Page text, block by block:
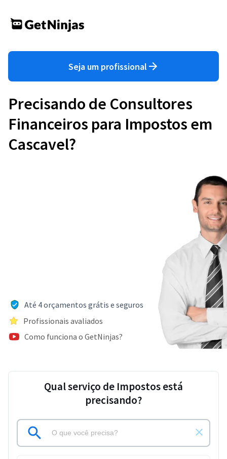
Seja um profissional
Precisando de Consultores
Financeiros para Impostos em
Cascavel?
Até 4 orçamentos grátis e seguros
Profissionais avaliados
Como funciona o GetNinjas?
Qual serviço de Impostos está
precisando?